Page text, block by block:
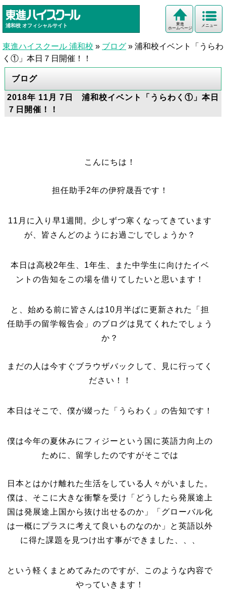
浦和校 オフィシャルサイト メニュー
東進
ホームページ
東進ハイスクール 浦和校 » ブログ » 浦和校イベント「うらわ
く①」本日７日開催！！
ブログ
2018年 11月 7日 浦和校イベント「うらわく①」本日
７日開催！！
こんにちは！
担任助手2年の伊狩晟吾です！
11月に入り早1週間。少しずつ寒くなってきています
が、皆さんどのようにお過ごしでしょうか？
本日は高校2年生、1年生、また中学生に向けたイベ
ントの告知をこの場を借りてしたいと思います！
と、始める前に皆さんは10月半ばに更新された「担
任助手の留学報告会」のブログは見てくれたでしょう
か？
まだの人は今すぐブラウザバックして、見に行ってく
ださい！！
本日はそこで、僕が綴った「うらわく」の告知です！
僕は今年の夏休みにフィジーという国に英語力向上の
ために、留学したのですがそこでは
日本とはかけ離れた生活をしている人々がいました。
僕は、そこに大きな衝撃を受け「どうしたら発展途上
国は発展途上国から抜け出せるのか」「グローバル化
は一概にプラスに考えて良いものなのか」と英語以外
に得た課題を見つけ出す事ができました、、、
という軽くまとめてみたのですが、このような内容で
やっていきます！